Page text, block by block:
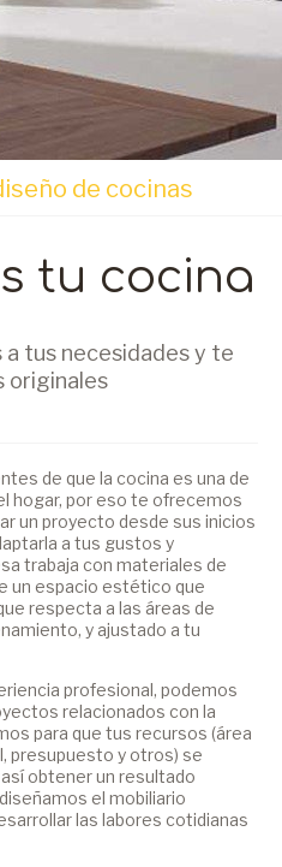
de cocinas
tu cocina
tus necesidades y te
originales
de que la cocina es una de
hogar, por eso te ofrecemos
un proyecto desde sus inicios
a tus gustos y
trabaja con materiales de
un espacio estético que
respecta a las áreas de
y ajustado a tu
profesional, podemos
relacionados con la
para que tus recursos (área
presupuesto y otros) se
obtener un resultado
el mobiliario
las labores cotidianas